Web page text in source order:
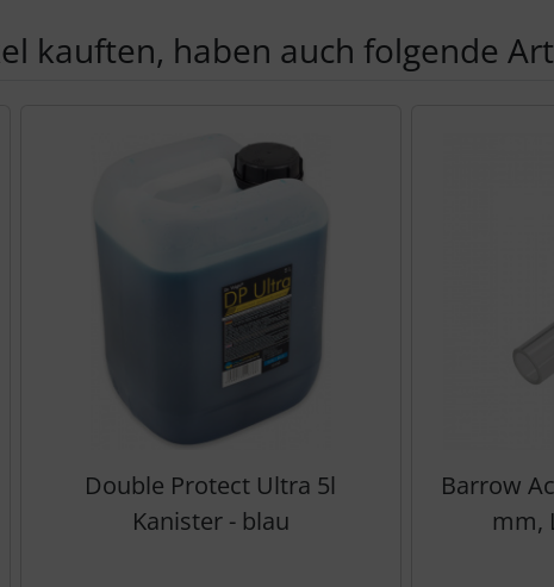
kauften, haben auch folgende
Double Protect Ultra 5l
Kanister - blau
Barrow
mm,